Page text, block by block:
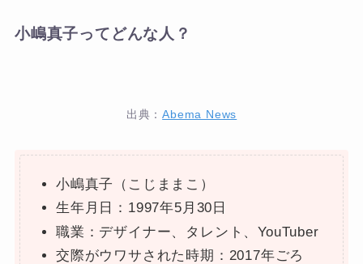
小嶋真子ってどんな人？
出典：Abema News
小嶋真子（こじままこ）
生年月日：1997年5月30日
職業：デザイナー、タレント、YouTuber
交際がウワサされた時期：2017年ごろ